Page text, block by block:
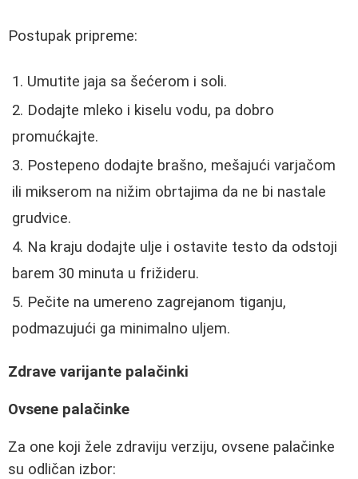
Postupak pripreme:
Umutite jaja sa šećerom i soli.
Dodajte mleko i kiselu vodu, pa dobro
promućkajte.
Postepeno dodajte brašno, mešajući varjačom
ili mikserom na nižim obrtajima da ne bi nastale
grudvice.
Na kraju dodajte ulje i ostavite testo da odstoji
barem 30 minuta u frižideru.
Pečite na umereno zagrejanom tiganju,
podmazujući ga minimalno uljem.
Zdrave varijante palačinki
Ovsene palačinke
Za one koji žele zdraviju verziju, ovsene palačinke
su odličan izbor: